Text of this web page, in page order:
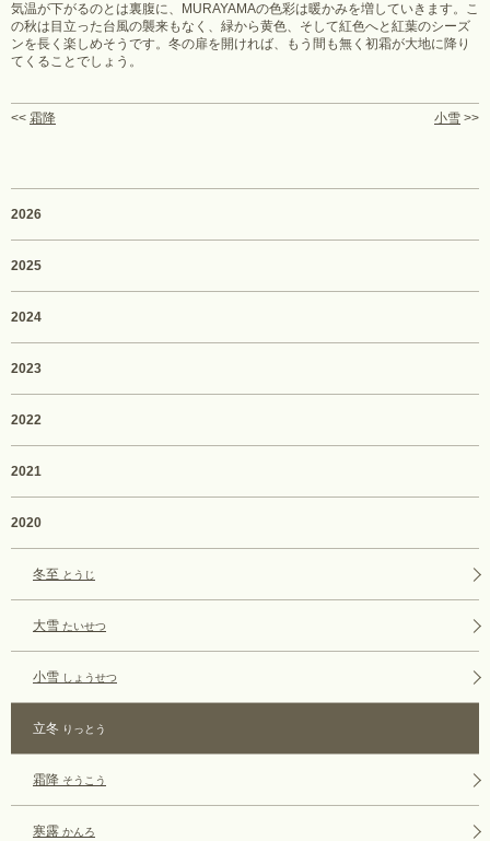
気温が下がるのとは裏腹に、MURAYAMAの色彩は暖かみを増していきます。こ
の秋は目立った台風の襲来もなく、緑から黄色、そして紅色へと紅葉のシーズ
ンを長く楽しめそうです。冬の扉を開ければ、もう間も無く初霜が大地に降り
てくることでしょう。
<< 霜降 小雪 >>
2026
2025
2024
2023
2022
2021
2020
冬至 とうじ
大雪 たいせつ
小雪 しょうせつ
立冬 りっとう
霜降 そうこう
寒露 かんろ